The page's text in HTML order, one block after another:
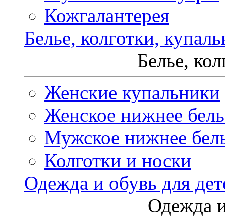
Кожгалантерея
Белье, колготки,
Белье,
Женские купальники
Женское нижнее
Мужское нижнее
Колготки и носки
Одежда и обувь для
Одежда